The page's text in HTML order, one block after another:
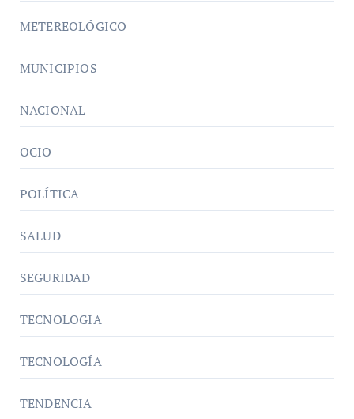
METEREOLÓGICO
MUNICIPIOS
NACIONAL
OCIO
POLÍTICA
SALUD
SEGURIDAD
TECNOLOGIA
TECNOLOGÍA
TENDENCIA